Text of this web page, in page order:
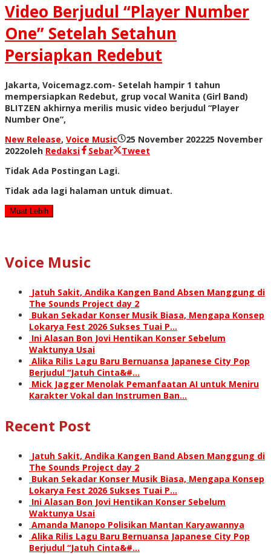
Video Berjudul “Player Number
One” Setelah Setahun
Persiapkan Redebut
Jakarta, Voicemagz.com- Setelah hampir 1 tahun
mempersiapkan Redebut, grup vocal Wanita (Girl Band)
BLITZEN akhirnya merilis music video berjudul “Player
Number One”,
New Release, Voice Music 25 November 202225 November
2022oleh Redaksi Sebar
Tweet
Tidak Ada Postingan Lagi.
Tidak ada lagi halaman untuk dimuat.
Muat Lebih
Voice Music
Jatuh Sakit, Andika Kangen Band Absen Manggung di
The Sounds Project day 2
Bukan Sekadar Konser Musik Biasa, Mengapa Konsep
Lokarya Fest 2026 Sukses Tuai P…
Ini Alasan Bon Jovi Hentikan Konser Sebelum
Waktunya Usai
Alika Rilis Lagu Baru Bernuansa Japanese City Pop
Berjudul “Jatuh Cinta&#…
Mick Jagger Menolak Pemanfaatan AI untuk Meniru
Karakter Vokal dan Instrumen Ban…
Recent Post
Jatuh Sakit, Andika Kangen Band Absen Manggung di
The Sounds Project day 2
Bukan Sekadar Konser Musik Biasa, Mengapa Konsep
Lokarya Fest 2026 Sukses Tuai P…
Ini Alasan Bon Jovi Hentikan Konser Sebelum
Waktunya Usai
Amanda Manopo Polisikan Mantan Karyawannya
Alika Rilis Lagu Baru Bernuansa Japanese City Pop
Berjudul “Jatuh Cinta&#…